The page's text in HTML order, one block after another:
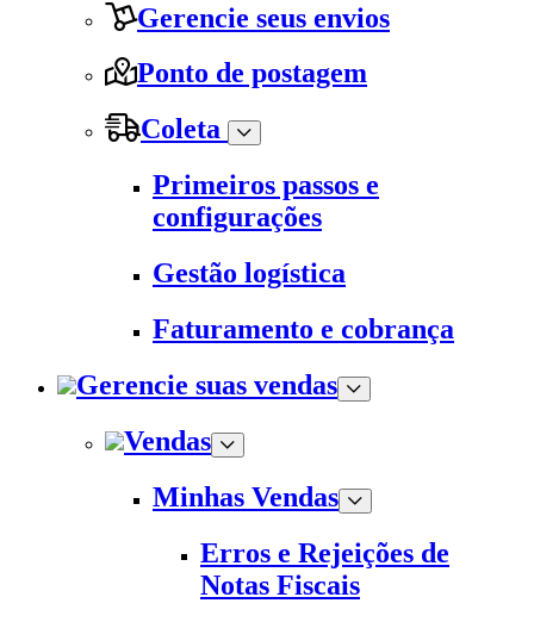
Gerencie seus envios
Ponto de postagem
Coleta
Primeiros passos e
configurações
Gestão logística
Faturamento e cobrança
Gerencie suas vendas
Vendas
Minhas Vendas
Erros e Rejeições de
Notas Fiscais